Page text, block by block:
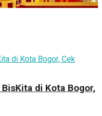
di Kota Bogor,